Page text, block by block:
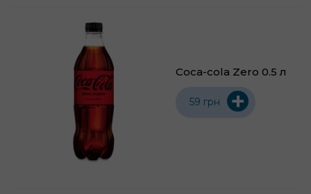
Coca-cola Zero 0.5 л
59 грн +